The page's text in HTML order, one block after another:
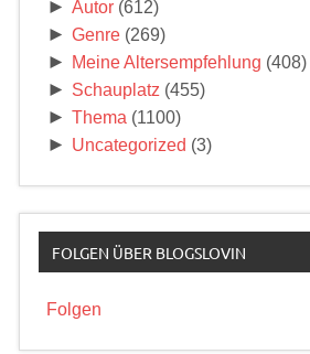
► Autor (612)
► Genre (269)
► Meine Altersempfehlung (408)
► Schauplatz (455)
► Thema (1100)
► Uncategorized (3)
FOLGEN ÜBER BLOGSLOVIN
Folgen